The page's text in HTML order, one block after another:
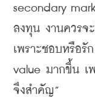
secondary
ลงทุน งานควรจ
เพราะชอบหรือรั
value มากขึ้น เ
จึงสำคัญ”